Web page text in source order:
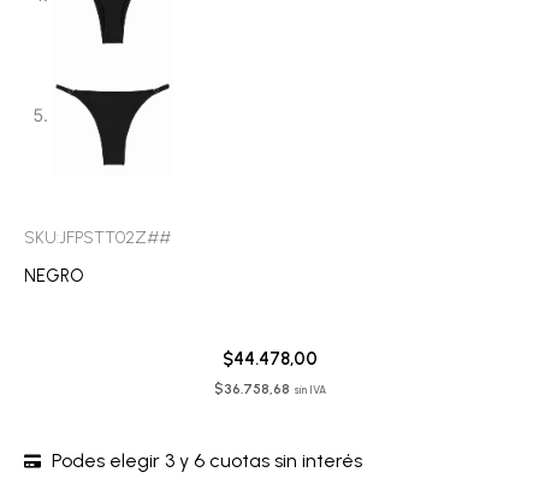
SKU:JFPSTT02Z##
NEGRO
$44.478,00
$36.758,68 sin IVA
Podes elegir 3 y 6 cuotas sin interés